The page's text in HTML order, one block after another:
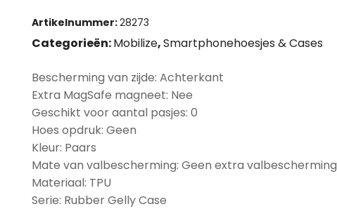
Artikelnummer:28273
Categorieën:Mobilize,Smartphonehoesjes & Cases
Bescherming van zijde: Achterkant
Extra MagSafe magneet: Nee
Geschikt voor aantal pasjes: 0
Hoes opdruk: Geen
Kleur: Paars
Mate van valbescherming: Geen extra valbescherming
Materiaal: TPU
Serie: Rubber Gelly Case